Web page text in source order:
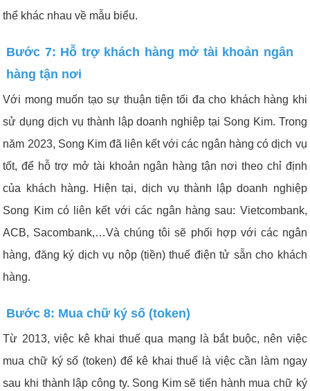
thể khác nhau về mẫu biểu.
Bước 7: Hỗ trợ khách hàng mở tài khoản ngân
hàng tận nơi
Với mong muốn tạo sự thuận tiện tối đa cho khách hàng khi
sử dụng dịch vụ thành lập doanh nghiệp tại Song Kim. Trong
năm 2023, Song Kim đã liên kết với các ngân hàng có dịch vụ
tốt, để hỗ trợ mở tài khoản ngân hàng tận nơi theo chỉ định
của khách hàng. Hiện tại, dịch vụ thành lập doanh nghiệp
Song Kim có liên kết với các ngân hàng sau: Vietcombank,
ACB, Sacombank,…Và chúng tôi sẽ phối hợp với các ngân
hàng, đăng ký dịch vụ nộp (tiền) thuế điện tử sẵn cho khách
hàng.
Bước 8: Mua chữ ký số (token)
Từ 2013, việc kê khai thuế qua mạng là bắt buộc, nên việc
mua chữ ký số (token) để kê khai thuế là việc cần làm ngay
sau khi thành lập công ty. Song Kim sẽ tiến hành mua chữ ký